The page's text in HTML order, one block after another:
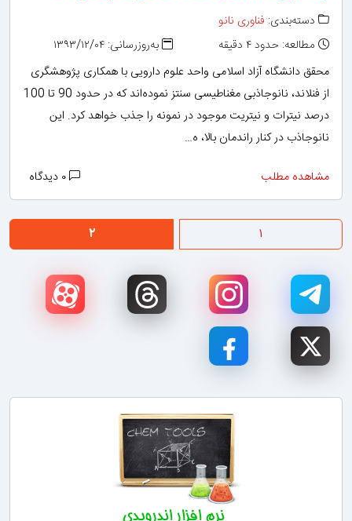
دسته‌بندی: فناوری نانو
مطالعه: حدود ۴ دقیقه
به‌روزرسانی: ۱۳۹۳/۱۲/۰۴
محقق دانشگاه آزاد اسلامی واحد علوم دارویی با همکاری پژوهشگری
از فنلاند، نانوجاذبی مغناطیسی سنتز نموده‌اند که در حدود 90 تا 100
درصد نیترات و نیتریت موجود در نمونه‌ را جذب خواهد کرد. این
نانوجاذب در کنار راندمان بالا، ه…
مشاهده مطلب
۱ ۲